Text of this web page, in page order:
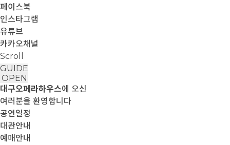
페이스북
인스타그램
유튜브
카카오채널
Scroll
GUIDE
OPEN
대구오페라하우스에 오신
여러분을 환영합니다
공연일정
대관안내
예매안내